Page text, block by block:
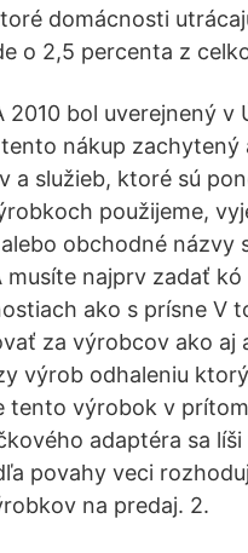
domácnosti
o 2,5 percenta z
2010 bol uverejnený
nákup
a služieb, ktoré sú
použijeme,
obchodné
musíte najprv zadať
ako s prísne V
za výrobcov ako
výrob odhaleniu
tento výrobok v
adaptéra sa
povahy veci
na predaj. 2.